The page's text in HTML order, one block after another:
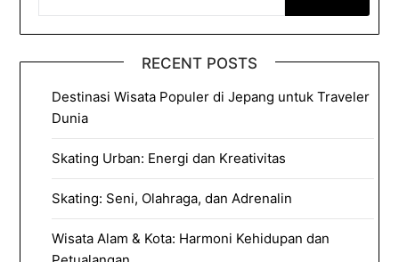
RECENT POSTS
Destinasi Wisata Populer di Jepang untuk Traveler
Dunia
Skating Urban: Energi dan Kreativitas
Skating: Seni, Olahraga, dan Adrenalin
Wisata Alam & Kota: Harmoni Kehidupan dan